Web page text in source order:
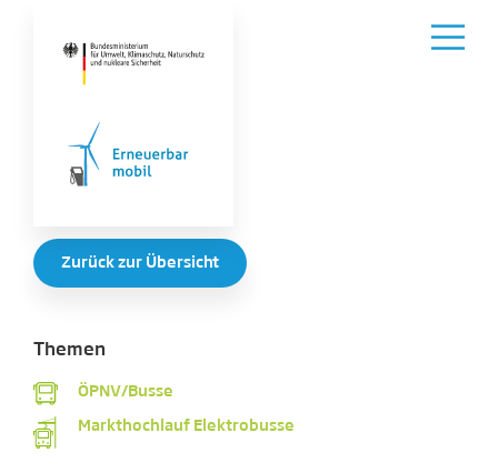
Zurück zur Übersicht
Themen
ÖPNV/Busse
Markthochlauf Elektrobusse